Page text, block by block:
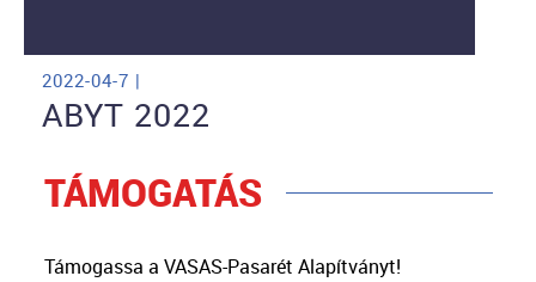
2022-04-7 |
ABYT 2022
TÁMOGATÁS
Támogassa a VASAS-Pasarét Alapítványt!